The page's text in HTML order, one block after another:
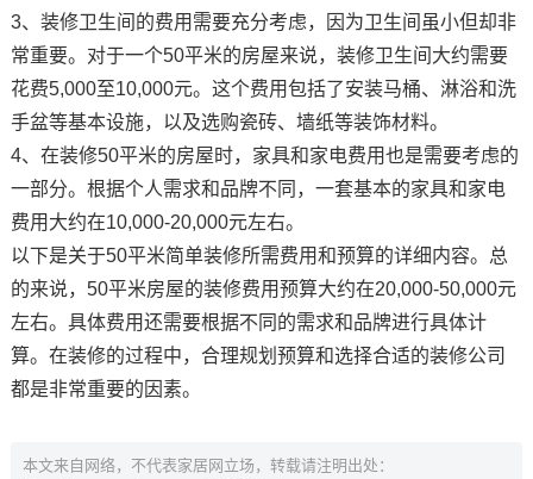
3、装修卫生间的费用需要充分考虑，因为卫生间虽小但却非
常重要。对于一个50平米的房屋来说，装修卫生间大约需要
花费5,000至10,000元。这个费用包括了安装马桶、淋浴和洗
手盆等基本设施，以及选购瓷砖、墙纸等装饰材料。
4、在装修50平米的房屋时，家具和家电费用也是需要考虑的
一部分。根据个人需求和品牌不同，一套基本的家具和家电
费用大约在10,000-20,000元左右。
以下是关于50平米简单装修所需费用和预算的详细内容。总
的来说，50平米房屋的装修费用预算大约在20,000-50,000元
左右。具体费用还需要根据不同的需求和品牌进行具体计
算。在装修的过程中，合理规划预算和选择合适的装修公司
都是非常重要的因素。
本文来自网络，不代表家居网立场，转载请注明出处：